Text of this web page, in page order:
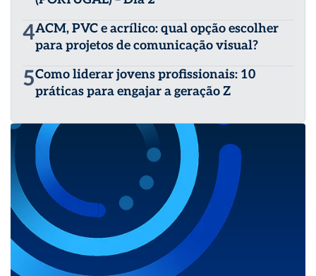
4ACM, PVC e acrílico: qual opção escolher
para projetos de comunicação visual?
5Como liderar jovens profissionais: 10
práticas para engajar a geração Z